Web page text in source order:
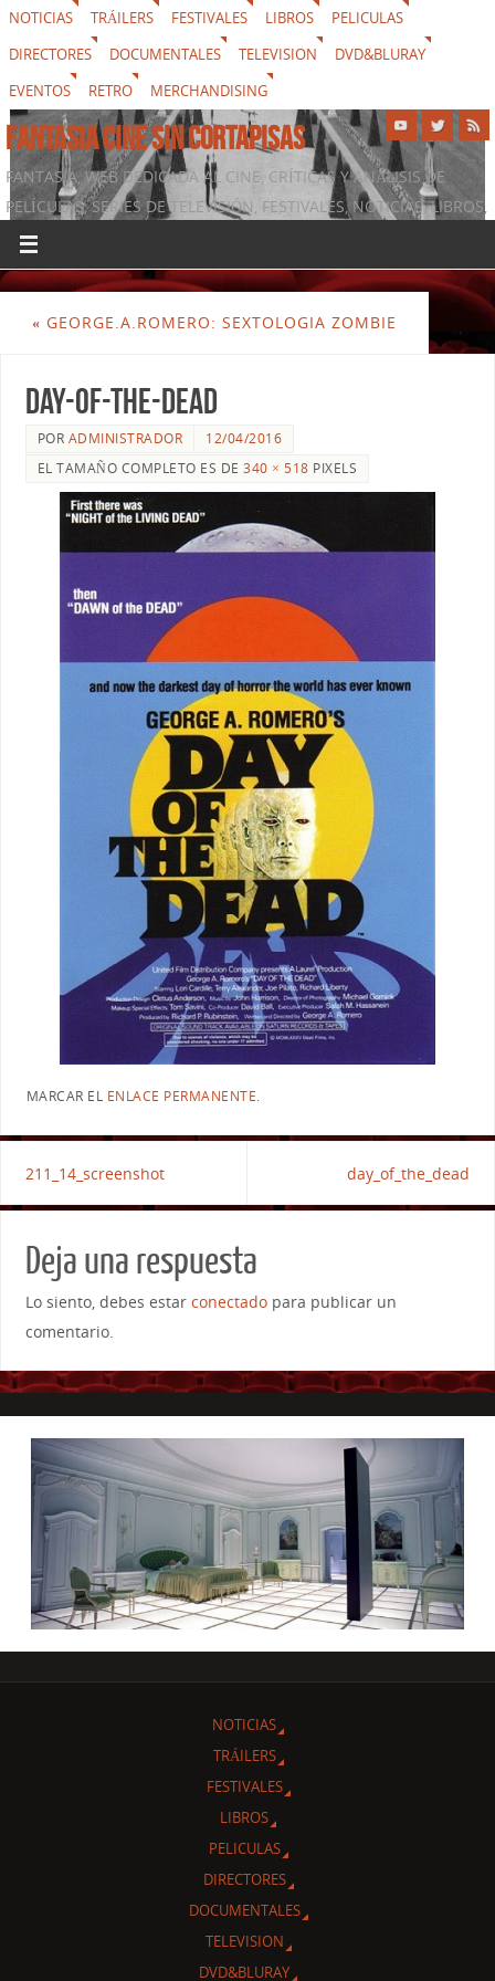
NOTICIAS TRÁILERS FESTIVALES LIBROS
PELICULAS
DIRECTORES
DOCUMENTALES TELEVISION
DVD&BLURAY
EVENTOS
RETRO MERCHANDISING
FANTASIA CINE SIN CORTAPISAS
FANTASIA, WEB DEDICADA AL CINE, CRÍTICAS Y ANÁLISIS DE
PELÍCULAS, SERIES DE TELEVISIÓN, FESTIVALES, NOTICIAS, LIBROS,
DVD & BLURAY, MERCHANDISING Y TODO LO QUE RODEA AL
SÉPTIMO ARTE
« GEORGE.A.ROMERO: SEXTOLOGIA ZOMBIE
DAY-OF-THE-DEAD
POR ADMINISTRADOR
12/04/2016
EL TAMAÑO COMPLETO ES DE340 × 518 PIXELS
MARCAR EL ENLACE PERMANENTE.
211_14_screenshot day_of_the_dead
Deja una respuesta
Lo siento, debes estar conectadopara publicar un
comentario.
NOTICIAS
TRÁILERS
FESTIVALES
LIBROS
PELICULAS
DIRECTORES
DOCUMENTALES
TELEVISION
DVD&BLURAY